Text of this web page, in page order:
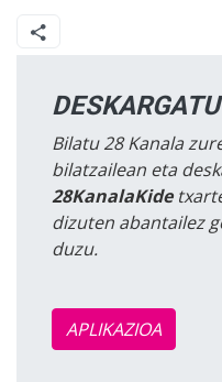
Bilatu 28 Kanala
bilatzailean eta
28KanalaKide
dizuten abantailez
duzu.
APLIKAZIOA